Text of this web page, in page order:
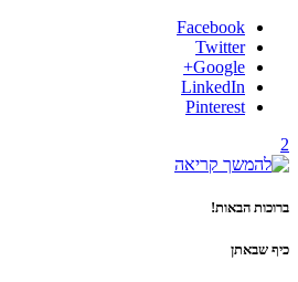
Facebook
Twitter
Google+
LinkedIn
Pinterest
2
ברוכות הבאות!
כיף שבאתן